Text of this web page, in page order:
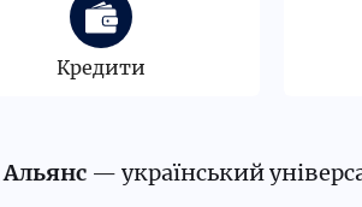
Кредити
— український